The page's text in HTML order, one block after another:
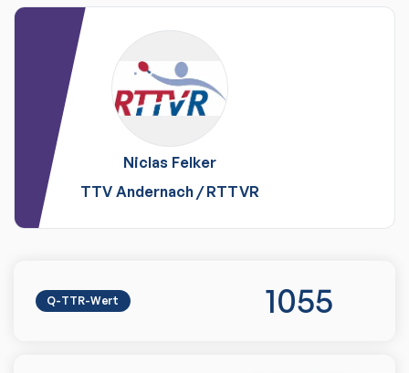
Niclas Felker
TTV Andernach /RTTVR
Q-TTR-Wert 1055